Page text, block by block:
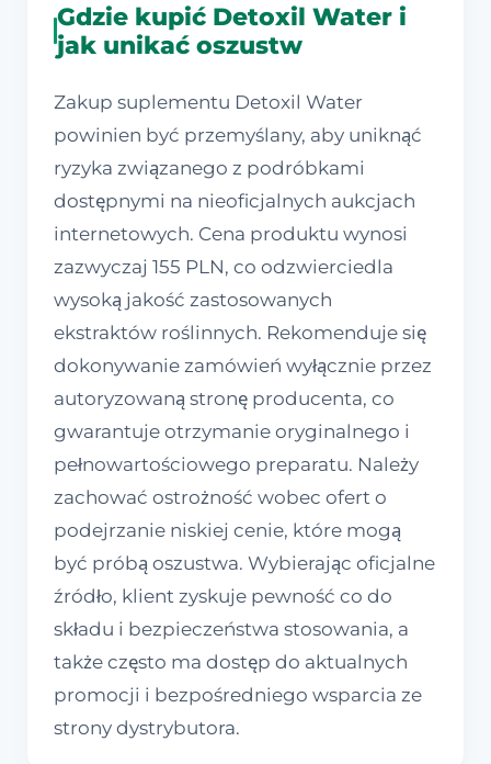
Gdzie kupić Detoxil Water i
jak unikać oszustw
Zakup suplementu Detoxil Water
powinien być przemyślany, aby uniknąć
ryzyka związanego z podróbkami
dostępnymi na nieoficjalnych aukcjach
internetowych. Cena produktu wynosi
zazwyczaj 155 PLN, co odzwierciedla
wysoką jakość zastosowanych
ekstraktów roślinnych. Rekomenduje się
dokonywanie zamówień wyłącznie przez
autoryzowaną stronę producenta, co
gwarantuje otrzymanie oryginalnego i
pełnowartościowego preparatu. Należy
zachować ostrożność wobec ofert o
podejrzanie niskiej cenie, które mogą
być próbą oszustwa. Wybierając oficjalne
źródło, klient zyskuje pewność co do
składu i bezpieczeństwa stosowania, a
także często ma dostęp do aktualnych
promocji i bezpośredniego wsparcia ze
strony dystrybutora.